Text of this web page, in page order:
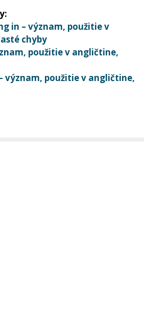
in – význam, použitie v
chyby
použitie v angličtine,
význam, použitie v angličtine,